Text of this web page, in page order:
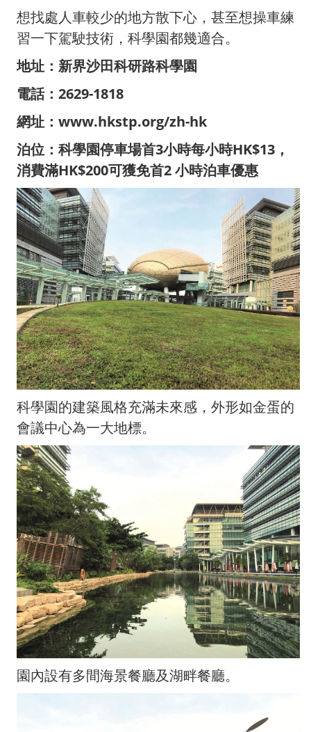
想找處人車較少的地方散下心，甚至想操車練
習一下駕駛技術，科學園都幾適合。
地址： 新界沙田科研路科學園
電話：2629-1818
網址：www.hkstp.org/zh-hk
泊位：科學園停車場首3小時每小時HK$13，
消費滿HK$200可獲免首2 小時泊車優惠
科學園的建築風格充滿未來感，外形如金蛋的
會議中心為一大地標。
園內設有多間海景餐廳及湖畔餐廳。